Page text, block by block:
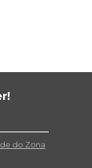
do Zona